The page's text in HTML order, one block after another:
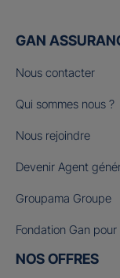
GAN
Nous contacter
Qui sommes nous ?
Nous rejoindre
Devenir Agent
Groupama Groupe
Fondation Gan pour
NOS OFFRES